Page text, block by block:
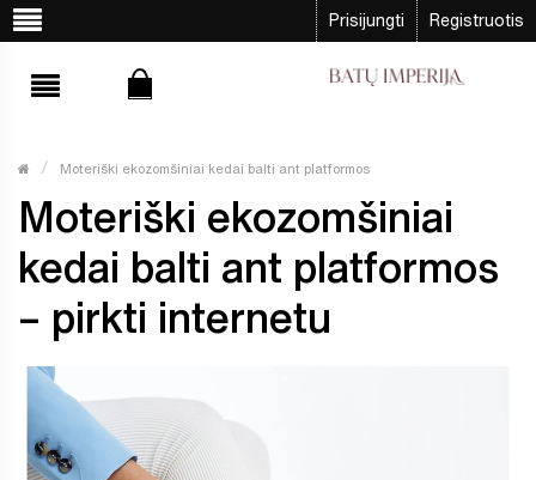
Prisijungti Registruotis
Moteriški ekozomšiniai kedai balti ant platformos
Moteriški ekozomšiniai
kedai balti ant platformos
– pirkti internetu